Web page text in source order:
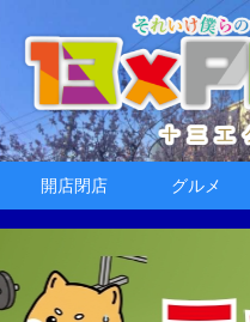
開店閉店 グルメ